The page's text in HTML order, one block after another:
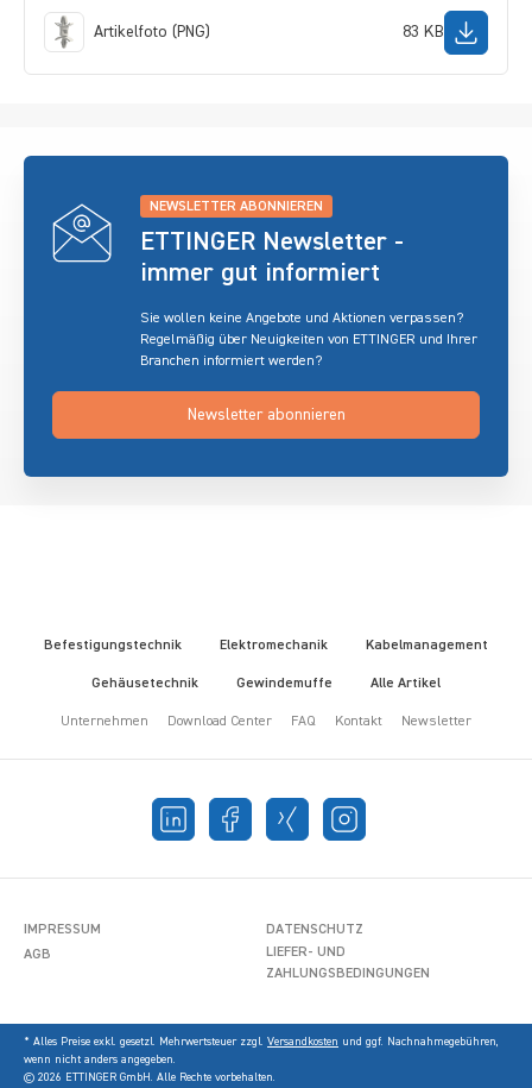
Artikelfoto (PNG) 83 KB
NEWSLETTER ABONNIEREN
ETTINGER Newsletter -
immer gut informiert
Sie wollen keine Angebote und Aktionen verpassen?
Regelmäßig über Neuigkeiten von ETTINGER und Ihrer
Branchen informiert werden?
Newsletter abonnieren
Befestigungstechnik Elektromechanik Kabelmanagement
Gehäusetechnik Gewindemuffe Alle Artikel
Unternehmen Download Center FAQ Kontakt Newsletter
IMPRESSUM
DATENSCHUTZ
AGB
LIEFER- UND
ZAHLUNGSBEDINGUNGEN
* Alles Preise exkl. gesetzl. Mehrwertsteuer zzgl. Versandkosten und ggf. Nachnahmegebühren,
wenn nicht anders angegeben.
© 2026 ETTINGER GmbH. Alle Rechte vorbehalten.